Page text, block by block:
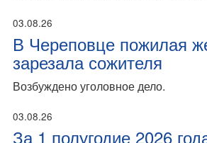
03.08.26
В Череповце пожилая
зарезала сожителя
Возбуждено уголовное дело.
03.08.26
За 1 полугодие 2026